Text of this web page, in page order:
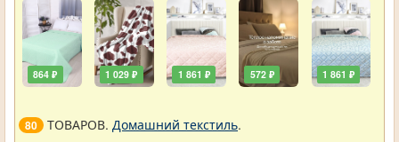
864 ₽ 1 029 ₽ 1 861 ₽ 572 ₽ 1 861 ₽
80 ТОВАРОВ. Домашний текстиль.